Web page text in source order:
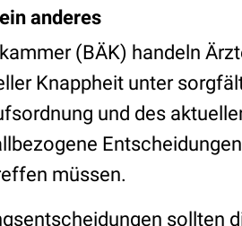
anderes
(BÄK) handeln
Knappheit unter
und des
müssen.
sollten